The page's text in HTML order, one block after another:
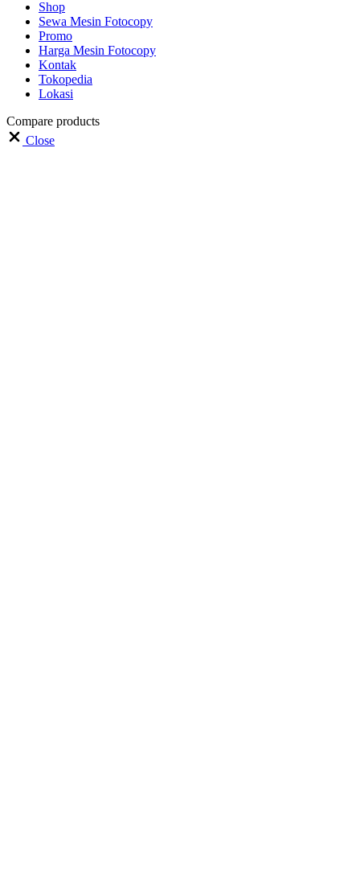
Shop
Sewa Mesin Fotocopy
Promo
Harga Mesin Fotocopy
Kontak
Tokopedia
Lokasi
Compare products
Close